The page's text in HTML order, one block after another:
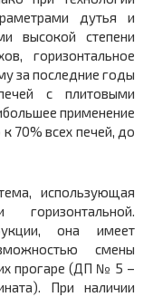
дутья и
высокой степени
горизонтальное
за последние годы
с плитовыми
применение
70% всех печей, до
использующая
она имеет
смены
прогаре (ДП № 5 –
При наличии